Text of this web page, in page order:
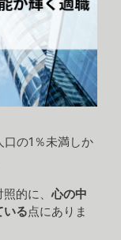
口の1％未満しか
的に、 心の中
いる点にありま